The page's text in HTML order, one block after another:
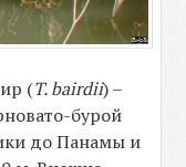
(T. bairdii) –
бурой
до Панамы и